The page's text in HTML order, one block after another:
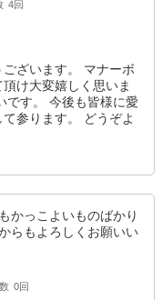
4回
ざいます。 マナーボ
け大変嬉しく思いま
です。 今後も皆様に愛
参ります。 どうぞよ
かっこよいものばかり
らもよろしくお願いい
0回